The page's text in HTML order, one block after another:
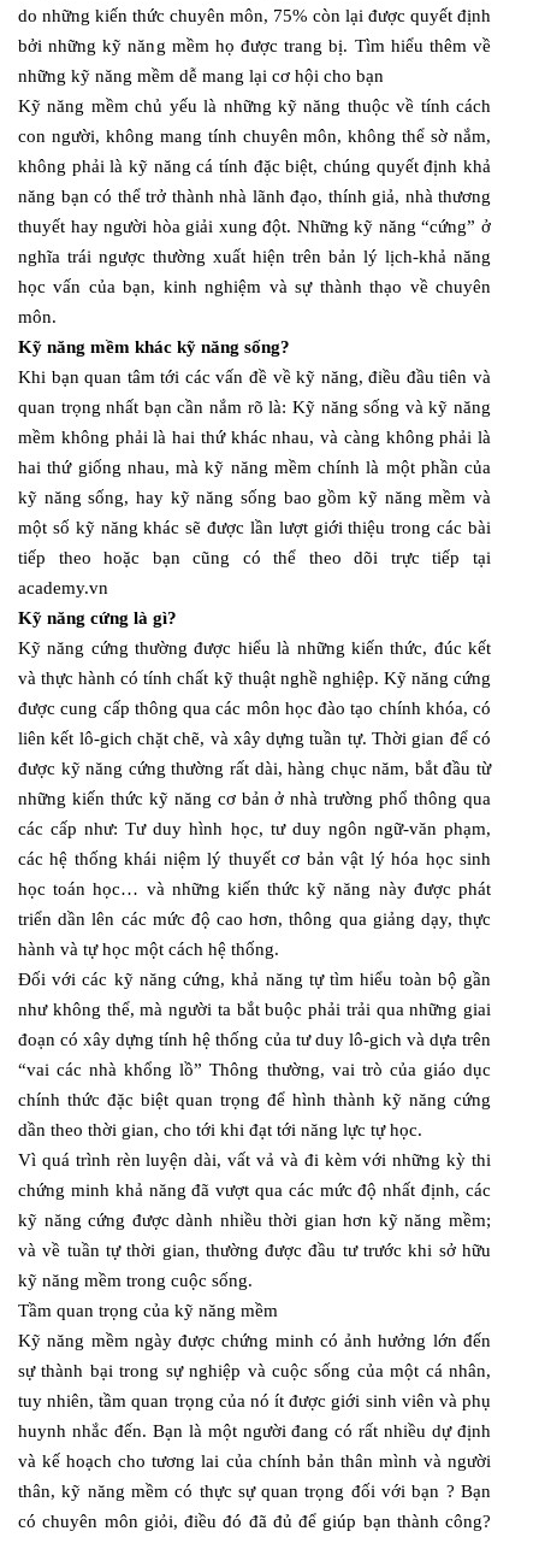
do những kiến thức chuyên môn, 75% còn lại được quyết định
bởi những kỹ năng mềm họ được trang bị. Tìm hiểu thêm về
những kỹ năng mềm dễ mang lại cơ hội cho bạn
Kỹ năng mềm chủ yếu là những kỹ năng thuộc về tính cách
con người, không mang tính chuyên môn, không thể sờ nắm,
không phải là kỹ năng cá tính đặc biệt, chúng quyết định khả
năng bạn có thể trở thành nhà lãnh đạo, thính giả, nhà thương
thuyết hay người hòa giải xung đột. Những kỹ năng “cứng” ở
nghĩa trái ngược thường xuất hiện trên bản lý lịch-khả năng
học vấn của bạn, kinh nghiệm và sự thành thạo về chuyên
môn.
Kỹ năng mềm khác kỹ năng sống?
Khi bạn quan tâm tới các vấn đề về kỹ năng, điều đầu tiên và
quan trọng nhất bạn cần nắm rõ là: Kỹ năng sống và kỹ năng
mềm không phải là hai thứ khác nhau, và càng không phải là
hai thứ giống nhau, mà kỹ năng mềm chính là một phần của
kỹ năng sống, hay kỹ năng sống bao gồm kỹ năng mềm và
một số kỹ năng khác sẽ được lần lượt giới thiệu trong các bài
tiếp theo hoặc bạn cũng có thể theo dõi trực tiếp tại
academy.vn
Kỹ năng cứng là gì?
Kỹ năng cứng thường được hiểu là những kiến thức, đúc kết
và thực hành có tính chất kỹ thuật nghề nghiệp. Kỹ năng cứng
được cung cấp thông qua các môn học đào tạo chính khóa, có
liên kết lô-gich chặt chẽ, và xây dựng tuần tự. Thời gian để có
được kỹ năng cứng thường rất dài, hàng chục năm, bắt đầu từ
những kiến thức kỹ năng cơ bản ở nhà trường phổ thông qua
các cấp như: Tư duy hình học, tư duy ngôn ngữ-văn phạm,
các hệ thống khái niệm lý thuyết cơ bản vật lý hóa học sinh
học toán học… và những kiến thức kỹ năng này được phát
triển dần lên các mức độ cao hơn, thông qua giảng dạy, thực
hành và tự học một cách hệ thống.
Đối với các kỹ năng cứng, khả năng tự tìm hiểu toàn bộ gần
như không thể, mà người ta bắt buộc phải trải qua những giai
đoạn có xây dựng tính hệ thống của tư duy lô-gich và dựa trên
“vai các nhà khổng lồ” Thông thường, vai trò của giáo dục
chính thức đặc biệt quan trọng để hình thành kỹ năng cứng
dần theo thời gian, cho tới khi đạt tới năng lực tự học.
Vì quá trình rèn luyện dài, vất vả và đi kèm với những kỳ thi
chứng minh khả năng đã vượt qua các mức độ nhất định, các
kỹ năng cứng được dành nhiều thời gian hơn kỹ năng mềm;
và về tuần tự thời gian, thường được đầu tư trước khi sở hữu
kỹ năng mềm trong cuộc sống.
Tầm quan trọng của kỹ năng mềm
Kỹ năng mềm ngày được chứng minh có ảnh hưởng lớn đến
sự thành bại trong sự nghiệp và cuộc sống của một cá nhân,
tuy nhiên, tầm quan trọng của nó ít được giới sinh viên và phụ
huynh nhắc đến. Bạn là một người đang có rất nhiều dự định
và kế hoạch cho tương lai của chính bản thân mình và người
thân, kỹ năng mềm có thực sự quan trọng đối với bạn ? Bạn
có chuyên môn giỏi, điều đó đã đủ để giúp bạn thành công?